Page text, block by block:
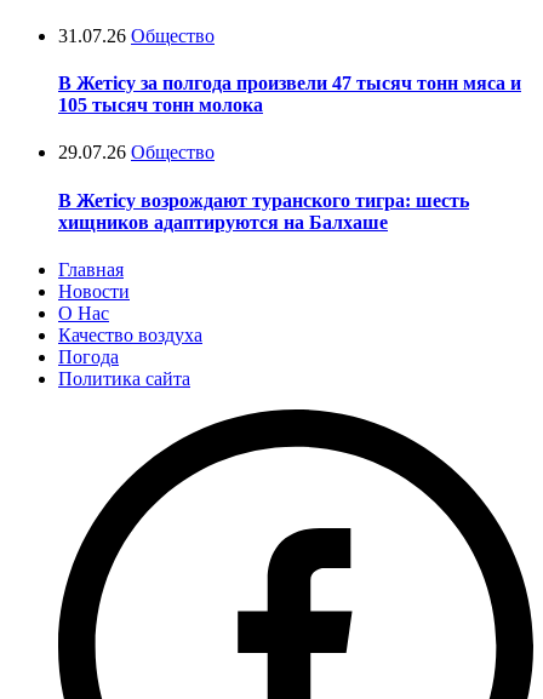
31.07.26 Общество
В Жетісу за полгода произвели 47 тысяч тонн мяса и
105 тысяч тонн молока
29.07.26 Общество
В Жетісу возрождают туранского тигра: шесть
хищников адаптируются на Балхаше
Главная
Новости
О Нас
Качество воздуха
Погода
Политика сайта